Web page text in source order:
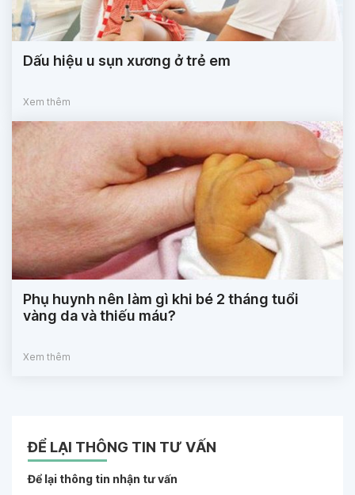
Dấu hiệu u sụn xương ở trẻ em
Xem thêm
Phụ huynh nên làm gì khi bé 2 tháng tuổi
vàng da và thiếu máu?
Xem thêm
ĐỂ LẠI THÔNG TIN TƯ VẤN
Để lại thông tin nhận tư vấn